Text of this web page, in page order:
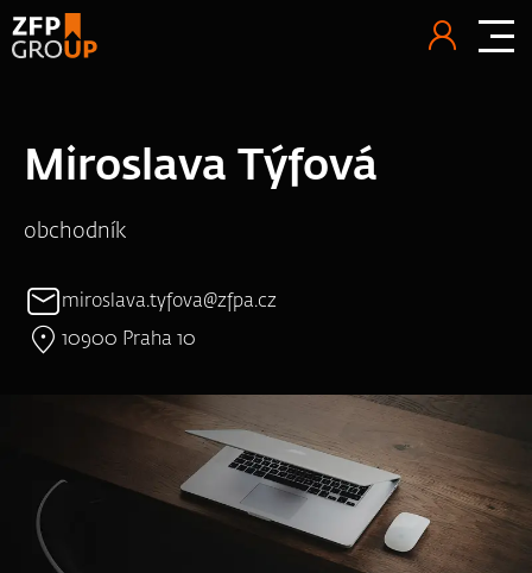
Miroslava Týfová
obchodník
miroslava.tyfova@zfpa.cz
10900 Praha 10